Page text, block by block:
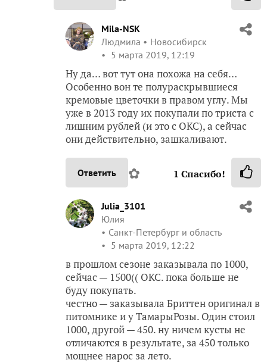
Mila-NSK
Людмила
Новосибирск
5 марта 2019, 12:19
Ну да… вот тут она похожа на себя…
Особенно вон те полураскрывшиеся
кремовые цветочки в правом углу. Мы
уже в 2013 году их покупали по триста с
лишним рублей (и это с ОКС), а сейчас
они действительно, зашкаливают.
Ответить ✿ 1 Спасибо!
Julia_3101
Юлия
Санкт-Петербург и область
5 марта 2019, 12:22
в прошлом сезоне заказывала по 1000,
сейчас — 1500(( ОКС. пока больше не
буду покупать.
честно — заказывала Бриттен оригинал в
питомнике и у ТамарыРозы. Один стоил
1000, другой — 450. ну ничем кусты не
отличаются в результате, за 450 только
мощнее нарос за лето.